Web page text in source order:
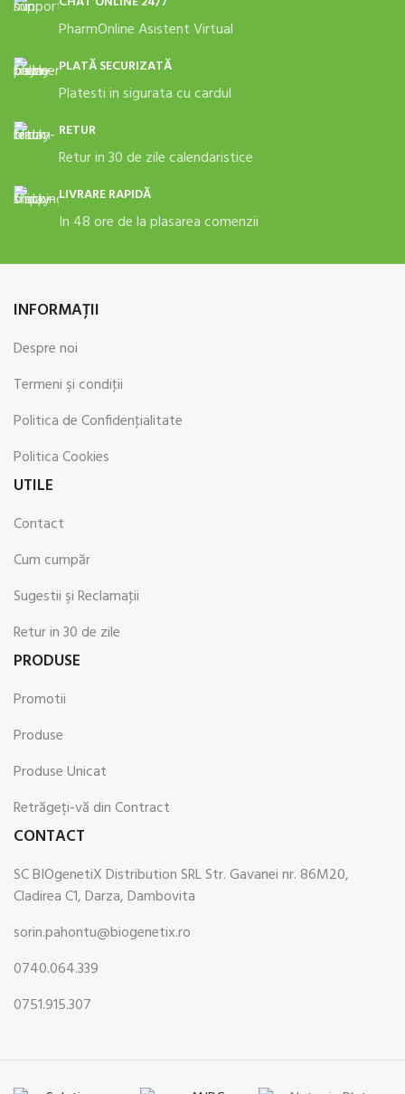
PharmOnline Asistent Virtual
PLATĂ SECURIZATĂ
Platesti in sigurata cu cardul
RETUR
Retur in 30 de zile calendaristice
LIVRARE RAPIDĂ
In 48 ore de la plasarea comenzii
INFORMAŢII
Despre noi
Termeni şi condiţii
Politica de Confidenţialitate
Politica Cookies
UTILE
Contact
Cum cumpăr
Sugestii şi Reclamaţii
Retur in 30 de zile
PRODUSE
Promotii
Produse
Produse Unicat
Retrăgeți-vă din Contract
CONTACT
SC BIOgenetiX Distribution SRL Str. Gavanei nr. 86M20,
Cladirea C1, Darza, Dambovita
sorin.pahontu@biogenetix.ro
0740.064.339
0751.915.307